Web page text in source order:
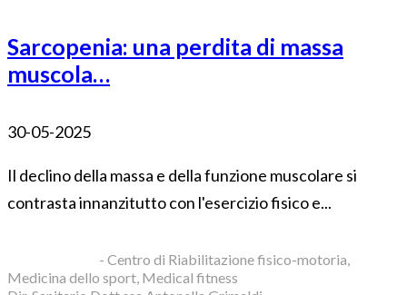
Sarcopenia: una perdita di massa
muscola…
30-05-2025
Il declino della massa e della funzione muscolare si
contrasta innanzitutto con l'esercizio fisico e...
- Centro di Riabilitazione fisico-motoria,
Medicina dello sport, Medical fitness